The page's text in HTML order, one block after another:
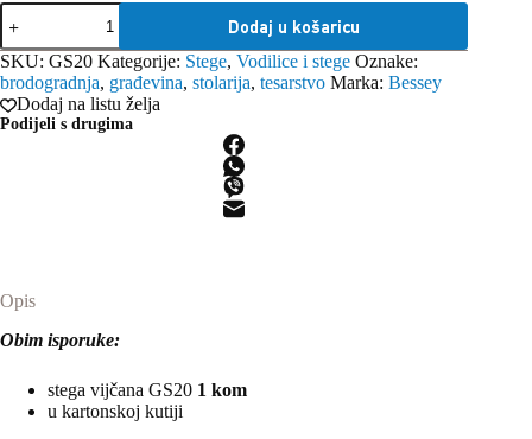
Bessey
vijčana
stega
GS20
količina
Dodaj u košaricu
SKU: GS20 Kategorije: Stege, Vodilice i stege Oznake:
brodogradnja, građevina, stolarija, tesarstvo Marka: Bessey
Dodaj na listu želja
Podijeli s drugima
Opis
Obim isporuke:
stega vijčana GS20 1 kom
u kartonskoj kutiji